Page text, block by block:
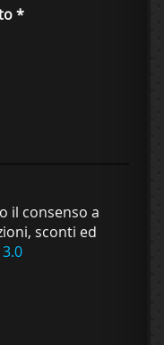
*
il consenso a
sconti ed